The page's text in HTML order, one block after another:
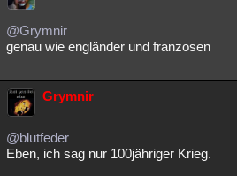
@Grymnir
genau wie engländer und franzosen
Grymnir
@blutfeder
Eben, ich sag nur 100jähriger Krieg.